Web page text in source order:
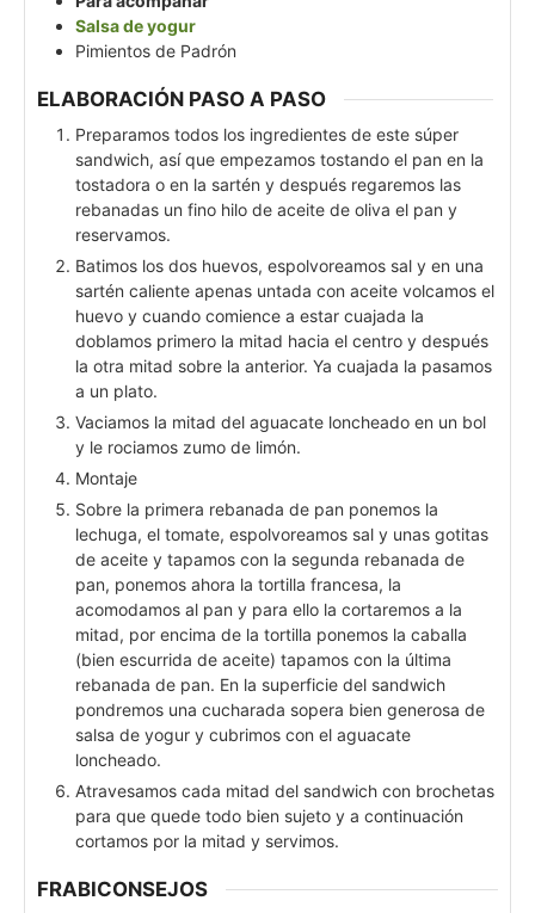
Salsa de yogur
Pimientos de Padrón
ELABORACIÓN PASO A PASO
Preparamos todos los ingredientes de este súper
sandwich, así que empezamos tostando el pan en la
tostadora o en la sartén y después regaremos las
rebanadas un fino hilo de aceite de oliva el pan y
reservamos.
Batimos los dos huevos, espolvoreamos sal y en una
sartén caliente apenas untada con aceite volcamos el
huevo y cuando comience a estar cuajada la
doblamos primero la mitad hacia el centro y después
la otra mitad sobre la anterior. Ya cuajada la pasamos
a un plato.
Vaciamos la mitad del aguacate loncheado en un bol
y le rociamos zumo de limón.
Montaje
Sobre la primera rebanada de pan ponemos la
lechuga, el tomate, espolvoreamos sal y unas gotitas
de aceite y tapamos con la segunda rebanada de
pan, ponemos ahora la tortilla francesa, la
acomodamos al pan y para ello la cortaremos a la
mitad, por encima de la tortilla ponemos la caballa
(bien escurrida de aceite) tapamos con la última
rebanada de pan. En la superficie del sandwich
pondremos una cucharada sopera bien generosa de
salsa de yogur y cubrimos con el aguacate
loncheado.
Atravesamos cada mitad del sandwich con brochetas
para que quede todo bien sujeto y a continuación
cortamos por la mitad y servimos.
FRABICONSEJOS